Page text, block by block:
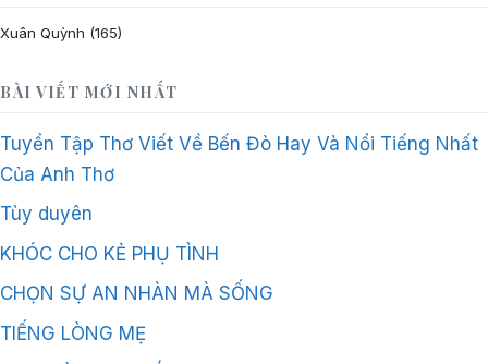
Xuân Quỳnh (165)
BÀI VIẾT MỚI NHẤT
Tuyển Tập Thơ Viết Về Bến Đò Hay Và Nổi Tiếng Nhất
Của Anh Thơ
Tùy duyên
KHÓC CHO KẺ PHỤ TÌNH
CHỌN SỰ AN NHÀN MÀ SỐNG
TIẾNG LÒNG MẸ